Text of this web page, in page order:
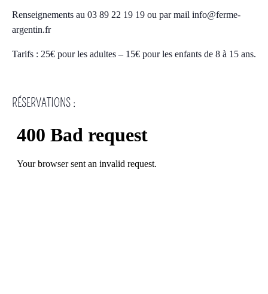
Renseignements au 03 89 22 19 19 ou par mail info@ferme-
argentin.fr
Tarifs : 25€ pour les adultes – 15€ pour les enfants de 8 à 15 ans.
RÉSERVATIONS :